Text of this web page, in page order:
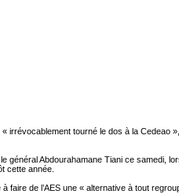
irrévocablement tourné le dos à la Cedeao
Abdourahamane Tiani ce samedi,
cette année.
de l’AES une « alternative à tout